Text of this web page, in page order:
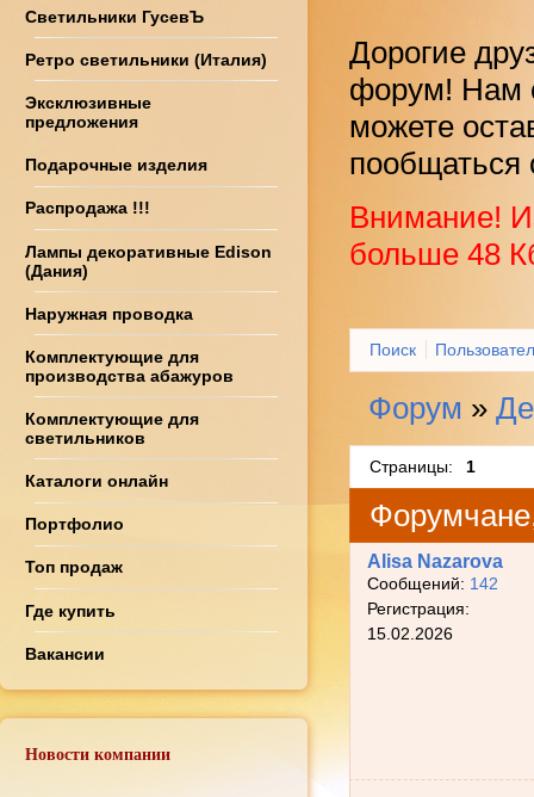
Светильники ГусевЪ
Ретро светильники (Италия)
Эксклюзивные
предложения
Подарочные изделия
Распродажа !!!
Лампы декоративные Edison
(Дания)
Наружная проводка
Комплектующие для
производства абажуров
Комплектующие для
светильников
Каталоги онлайн
Портфолио
Топ продаж
Где купить
Вакансии
Новости компании
Дорогие
форум! Нам
можете
пообщаться
Внимание!
больше 48
Поиск
Форум »
Страницы: 1
Alisa Nazarova
Сообщений: 142
Регистрация:
15.02.2026